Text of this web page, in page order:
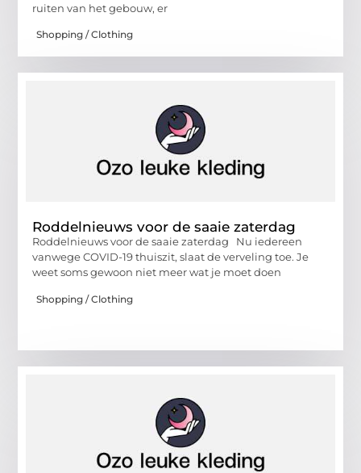
ruiten van het gebouw, er
Shopping / Clothing
Roddelnieuws voor de saaie zaterdag
Roddelnieuws voor de saaie zaterdag Nu iedereen
vanwege COVID-19 thuiszit, slaat de verveling toe. Je
weet soms gewoon niet meer wat je moet doen
Shopping / Clothing